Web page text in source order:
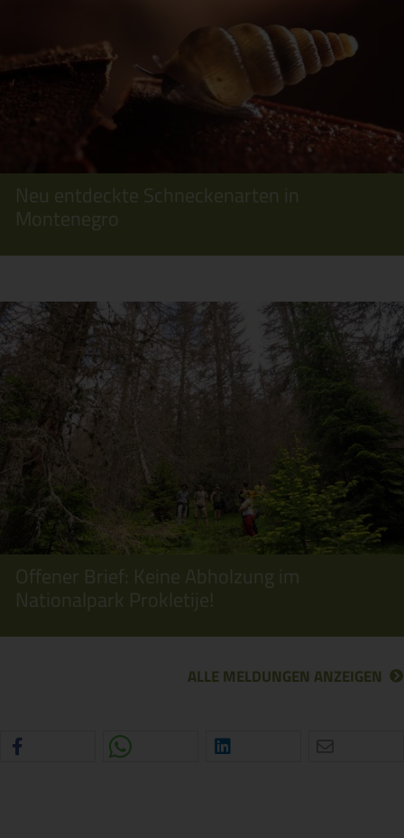
Neu entdeckte Schneckenarten in
Montenegro
Offener Brief: Keine Abholzung im
Nationalpark Prokletije!
ALLE MELDUNGEN ANZEIGEN